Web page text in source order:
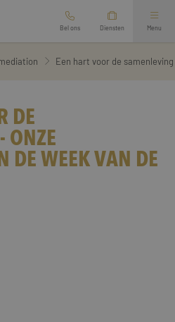
Bel ons Diensten Menu
Een hart voor de
DE
ONZE
DE WEEK VAN DE